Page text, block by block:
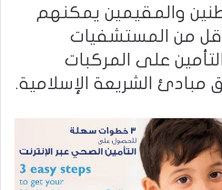
والمقيمين يمكنهم
من المستشفيات
على المركبات
مبادئ الشريعة الإسلامية.